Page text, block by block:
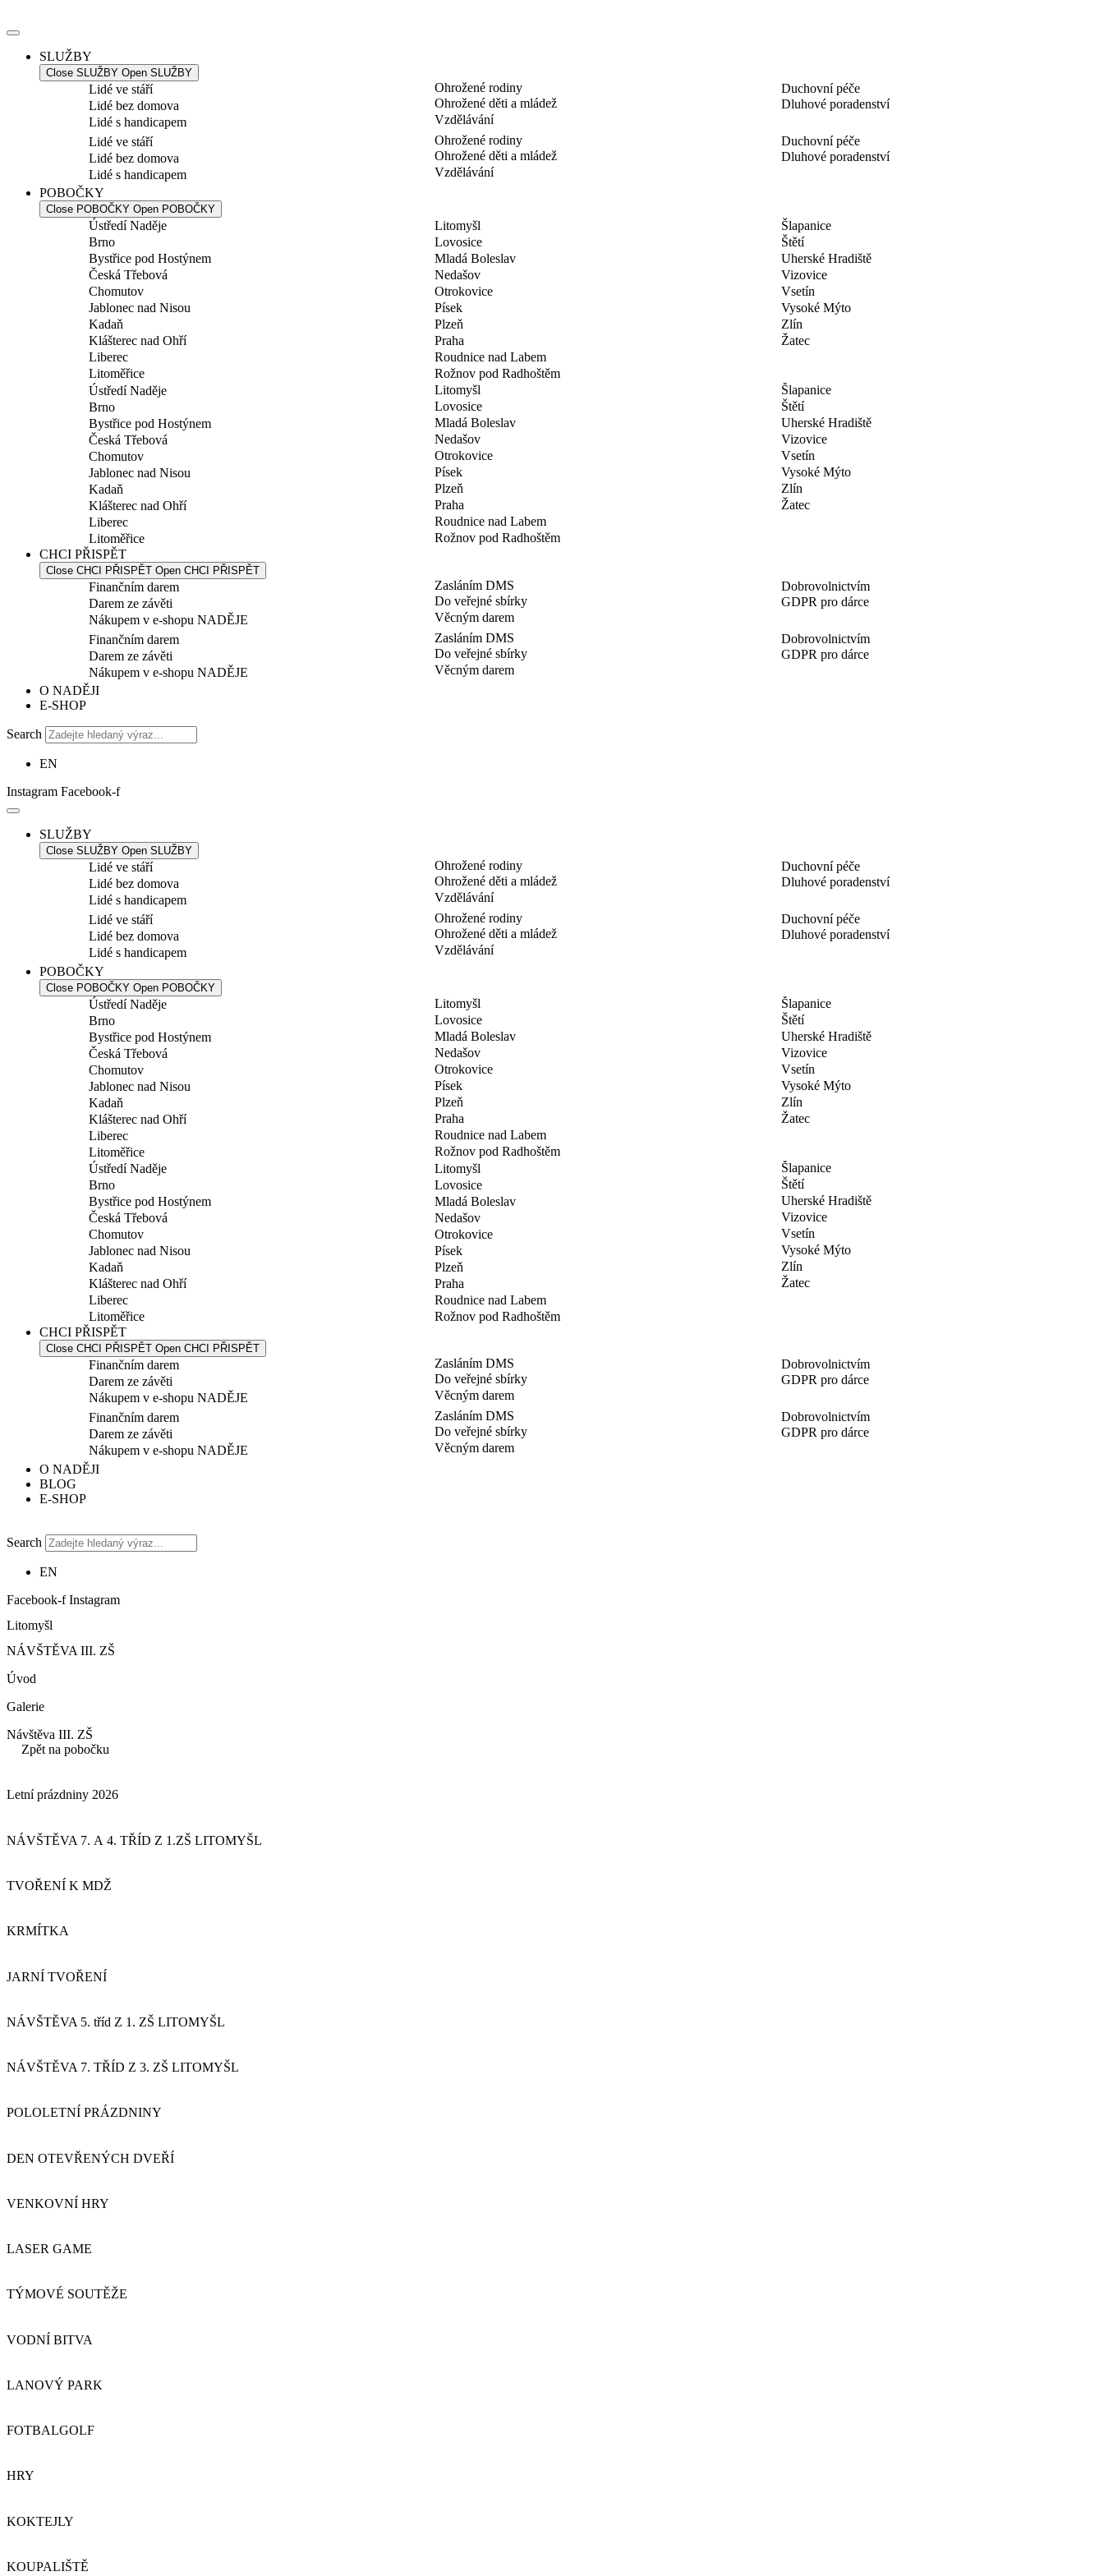
k
SLUŽBY
Close SLUŽBY Open SLUŽBY
Lidé ve stáří
Lidé bez domova
Lidé s handicapem
Ohrožené rodiny
Ohrožené děti a mládež
Vzdělávání
Duchovní péče
Dluhové poradenství
Lidé ve stáří
Lidé bez domova
Lidé s handicapem
Ohrožené rodiny
Ohrožené děti a mládež
Vzdělávání
Duchovní péče
Dluhové poradenství
POBOČKY
Close POBOČKY Open POBOČKY
Ústředí Naděje
Brno
Bystřice pod Hostýnem
Česká Třebová
Chomutov
Jablonec nad Nisou
Kadaň
Klášterec nad Ohří
Liberec
Litoměřice
Litomyšl
Lovosice
Mladá Boleslav
Nedašov
Otrokovice
Písek
Plzeň
Praha
Roudnice nad Labem
Rožnov pod Radhoštěm
Šlapanice
Štětí
Uherské Hradiště
Vizovice
Vsetín
Vysoké Mýto
Zlín
Žatec
Ústředí Naděje
Brno
Bystřice pod Hostýnem
Česká Třebová
Chomutov
Jablonec nad Nisou
Kadaň
Klášterec nad Ohří
Liberec
Litoměřice
Litomyšl
Lovosice
Mladá Boleslav
Nedašov
Otrokovice
Písek
Plzeň
Praha
Roudnice nad Labem
Rožnov pod Radhoštěm
Šlapanice
Štětí
Uherské Hradiště
Vizovice
Vsetín
Vysoké Mýto
Zlín
Žatec
CHCI PŘISPĚT
Close CHCI PŘISPĚT Open CHCI PŘISPĚT
Finančním darem
Darem ze závěti
Nákupem v e-shopu NADĚJE
Zasláním DMS
Do veřejné sbírky
Věcným darem
Dobrovolnictvím
GDPR pro dárce
Finančním darem
Darem ze závěti
Nákupem v e-shopu NADĚJE
Zasláním DMS
Do veřejné sbírky
Věcným darem
Dobrovolnictvím
GDPR pro dárce
O NADĚJI
E-SHOP
Search
EN
Instagram Facebook-f
SLUŽBY
Close SLUŽBY Open SLUŽBY
Lidé ve stáří
Lidé bez domova
Lidé s handicapem
Ohrožené rodiny
Ohrožené děti a mládež
Vzdělávání
Duchovní péče
Dluhové poradenství
Lidé ve stáří
Lidé bez domova
Lidé s handicapem
Ohrožené rodiny
Ohrožené děti a mládež
Vzdělávání
Duchovní péče
Dluhové poradenství
POBOČKY
Close POBOČKY Open POBOČKY
Ústředí Naděje
Brno
Bystřice pod Hostýnem
Česká Třebová
Chomutov
Jablonec nad Nisou
Kadaň
Klášterec nad Ohří
Liberec
Litoměřice
Litomyšl
Lovosice
Mladá Boleslav
Nedašov
Otrokovice
Písek
Plzeň
Praha
Roudnice nad Labem
Rožnov pod Radhoštěm
Šlapanice
Štětí
Uherské Hradiště
Vizovice
Vsetín
Vysoké Mýto
Zlín
Žatec
Ústředí Naděje
Brno
Bystřice pod Hostýnem
Česká Třebová
Chomutov
Jablonec nad Nisou
Kadaň
Klášterec nad Ohří
Liberec
Litoměřice
Litomyšl
Lovosice
Mladá Boleslav
Nedašov
Otrokovice
Písek
Plzeň
Praha
Roudnice nad Labem
Rožnov pod Radhoštěm
Šlapanice
Štětí
Uherské Hradiště
Vizovice
Vsetín
Vysoké Mýto
Zlín
Žatec
CHCI PŘISPĚT
Close CHCI PŘISPĚT Open CHCI PŘISPĚT
Finančním darem
Darem ze závěti
Nákupem v e-shopu NADĚJE
Zasláním DMS
Do veřejné sbírky
Věcným darem
Dobrovolnictvím
GDPR pro dárce
Finančním darem
Darem ze závěti
Nákupem v e-shopu NADĚJE
Zasláním DMS
Do veřejné sbírky
Věcným darem
Dobrovolnictvím
GDPR pro dárce
O NADĚJI
BLOG
E-SHOP
Search
EN
Facebook-f Instagram
Litomyšl
NÁVŠTĚVA III. ZŠ
Úvod
Galerie
Návštěva III. ZŠ
Zpět na pobočku
Letní prázdniny 2026
NÁVŠTĚVA 7. A 4. TŘÍD Z 1.ZŠ LITOMYŠL
TVOŘENÍ K MDŽ
KRMÍTKA
JARNÍ TVOŘENÍ
NÁVŠTĚVA 5. tříd Z 1. ZŠ LITOMYŠL
NÁVŠTĚVA 7. TŘÍD Z 3. ZŠ LITOMYŠL
POLOLETNÍ PRÁZDNINY
DEN OTEVŘENÝCH DVEŘÍ
VENKOVNÍ HRY
LASER GAME
TÝMOVÉ SOUTĚŽE
VODNÍ BITVA
LANOVÝ PARK
FOTBALGOLF
HRY
KOKTEJLY
KOUPALIŠTĚ